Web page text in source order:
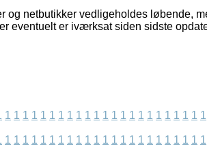
og netbutikker vedligeholdes løbende,
eventuelt er iværksat siden sidste
1 1 1 1 1 1 1 1 1 1 1 1 1 1 1 1 1 1 1 1 1 1 1
1 1 1 1 1 1 1 1 1 1 1 1 1 1 1 1 1 1 1 1 1 1 1